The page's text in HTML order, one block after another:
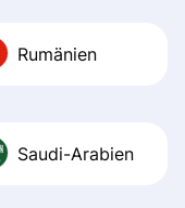
Rumänien
Saudi-Arabien